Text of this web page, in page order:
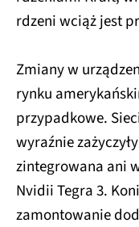
rdzeni wciąż jest
Zmiany w
rynku
przypadkowe.
wyraźnie
zintegrowana ani
Nvidii Tegra 3.
zamontowanie